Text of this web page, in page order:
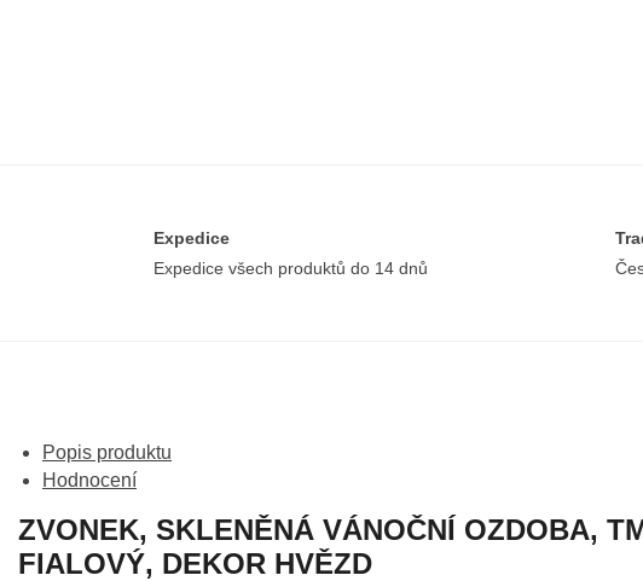
Expedice
Expedice všech produktů do 14 dnů
Popis produktu
Hodnocení
ZVONEK, SKLENĚNÁ VÁNOČNÍ OZDOBA,
FIALOVÝ, DEKOR HVĚZD